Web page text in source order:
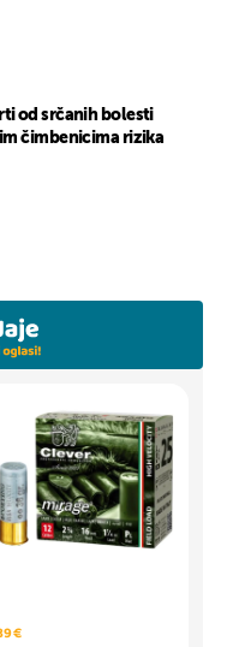
od srčanih bolesti
čimbenicima rizika
€